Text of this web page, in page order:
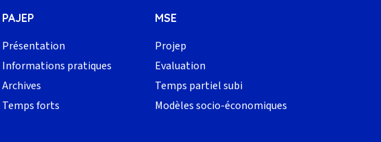
PAJEP
Présentation
Informations pratiques
Archives
Temps forts
MSE
Projep
Evaluation
Temps partiel subi
Modèles socio-économiques